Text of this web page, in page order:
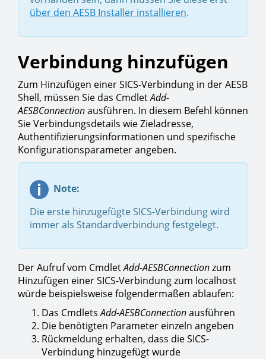
über den AESB Installer installieren.
Verbindung hinzufügen
Zum Hinzufügen einer SICS-Verbindung in der AESB
Shell, müssen Sie das CmdletAdd-
AESBConnectionausführen. In diesem Befehl können
Sie Verbindungsdetails wie Zieladresse,
Authentifizierungsinformationen und spezifische
Konfigurationsparameter angeben.
Note:
Die erste hinzugefügte SICS-Verbindung wird
immer als Standardverbindung festgelegt.
Der Aufruf vom CmdletAdd-AESBConnectionzum
Hinzufügen einer SICS-Verbindung zum localhost
würde beispielsweise folgendermaßen ablaufen:
Das CmdletsAdd-AESBConnectionausführen
Die benötigten Parameter einzeln angeben
Rückmeldung erhalten, dass die SICS-
Verbindung hinzugefügt wurde